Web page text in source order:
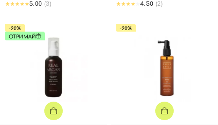
5.00 (3)
4.50 (2)
-20%
ОТРИМАЙ
-20%